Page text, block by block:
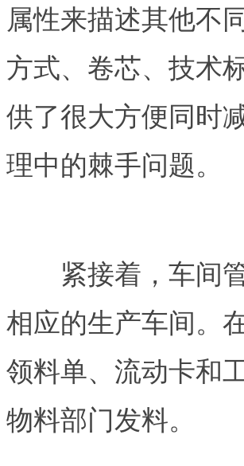
属性来描述其他不
方式、卷芯、技术
供了很大方便同时
理中的棘手问题。
紧接着，车间管
相应的生产车间。
领料单、流动卡和
物料部门发料。